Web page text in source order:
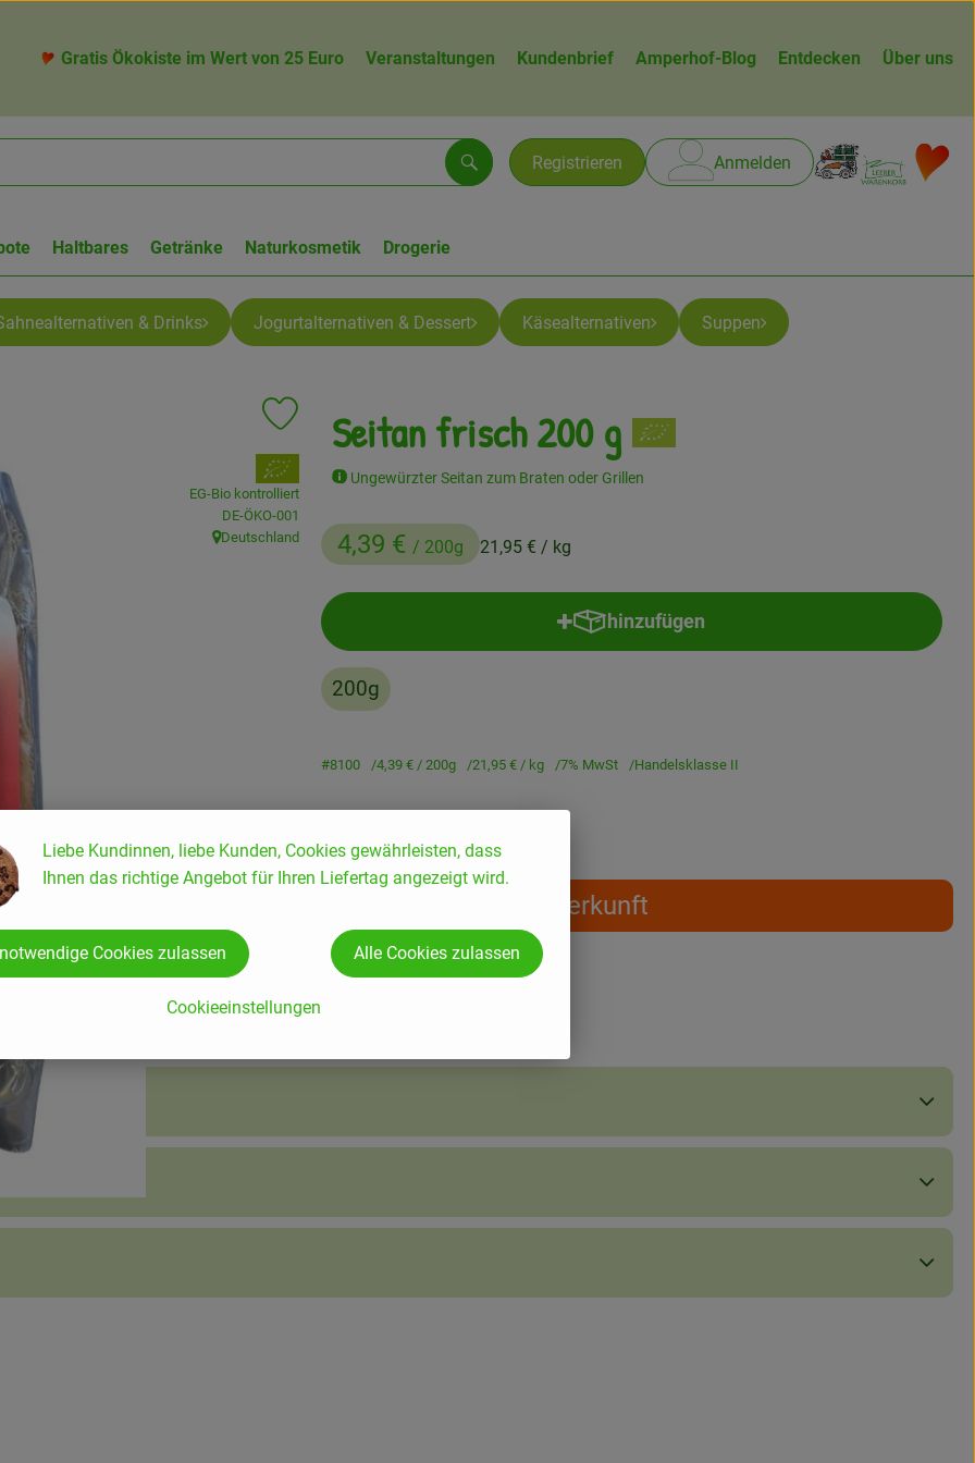
Gratis Ökokiste im Wert von 25 Euro Veranstaltungen Kundenbrief Amperhof-Blog Entdecken Über uns
Registrieren Anmelden
Suchen
Haltbares Getränke Naturkosmetik Drogerie
& Drinks Jogurtalternativen & Dessert Käsealternativen Suppen
Seitan frisch 200 g
Ungewürzter Seitan zum Braten oder Grillen
4,39 € / 200g 21,95 € / kg
Produkt zu Favouriten hinzufügen
, Verband:
EG-Bio kontrolliert
, Kontrollstelle:
DE-ÖKO-001
, Herkunft:
Deutschland
hinzufügen
Produkt zum Warenkorb hinzufügen
200g
#8100 4,39 € / 200g 21,95 € / kg 7% MwSt Handelsklasse II
Rezepte
Herkunft
Rezepte gefunden.
Liebe Kundinnen, liebe Kunden, Cookies gewährleisten, dass
Ihnen das richtige Angebot für Ihren Liefertag angezeigt wird.
Cookieeinstellungen
Cookies zulassen Alle Cookies zulassen